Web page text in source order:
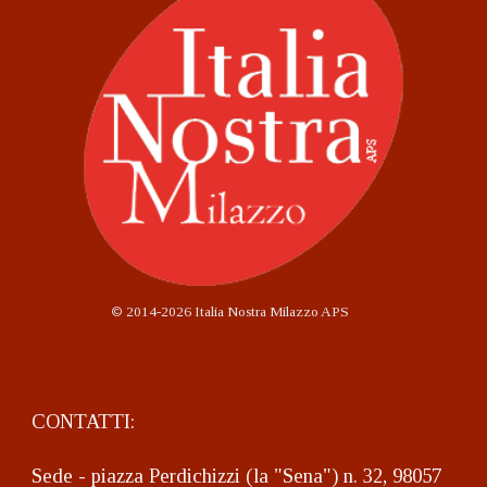
© 2014-2026 Italia Nostra Milazzo APS
CONTATTI:
Sede - piazza Perdichizzi (la "Sena") n. 32, 98057